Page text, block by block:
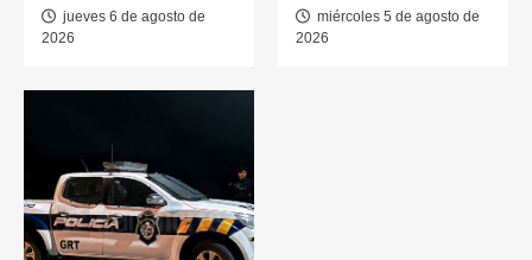
jueves 6 de agosto de
2026
miércoles 5 de agosto de
2026